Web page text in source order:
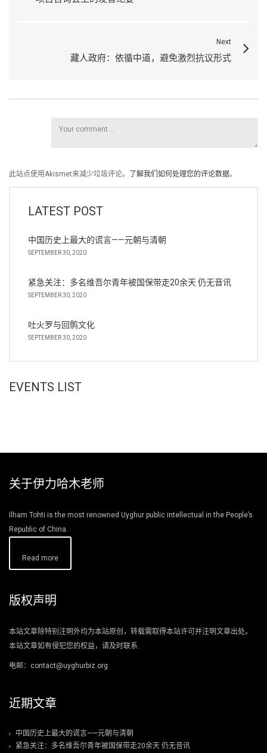
Next
藏人政府：依循中道，避免激烈抗议形式
此站点使用Akismet来减少垃圾评论。 了解我们如何处理您的评论数据。
LATEST POST
中国历史上最大的谎言——元朝与清朝
SEPTEMBER 30, 2020
紧急关注：多名维吾尔青年被国保带走20余天 仍无音讯
SEPTEMBER 30, 2020
吐火罗与回鹘文化
SEPTEMBER 30, 2020
EVENTS LIST
关于伊力哈木老师
Ilham Tohti is the most renowned Uyghur public intellectual in the People’s
Republic of China.
Read more
版权声明
本站文章除特别注明外均为本站原创，转载需取得本站许可并注明文章出处。
本站文章如有侵犯您的权益，请及时联系.
电邮：contact@uyghurbiz.org
近期文章
中国历史上最大的谎言——元朝与清朝
紧急关注：多名维吾尔青年被国保带走20余天 仍无音讯